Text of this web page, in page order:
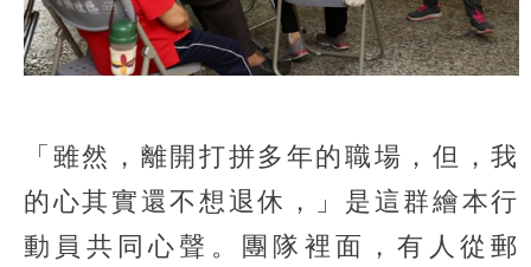
「雖然，離開打拼多年的職場，但，我
的心其實還不想退休，」是這群繪本行
動員共同心聲。團隊裡面，有人從郵